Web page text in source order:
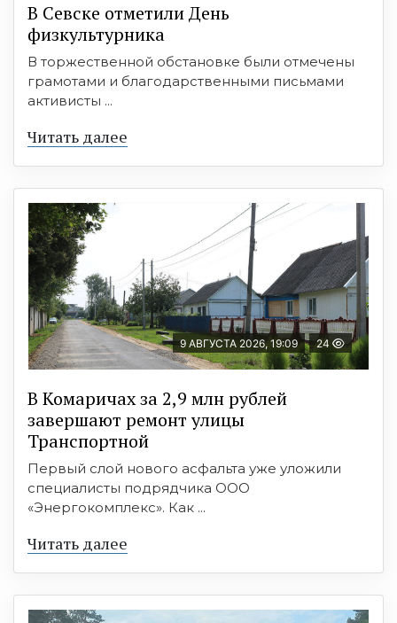
В Севске отметили День
физкультурника
В торжественной обстановке были отмечены
грамотами и благодарственными письмами
активисты ...
Читать далее
9 АВГУСТА 2026, 19:09 24
В Комаричах за 2,9 млн рублей
завершают ремонт улицы
Транспортной
Первый слой нового асфальта уже уложили
специалисты подрядчика ООО
«Энергокомплекс». Как ...
Читать далее